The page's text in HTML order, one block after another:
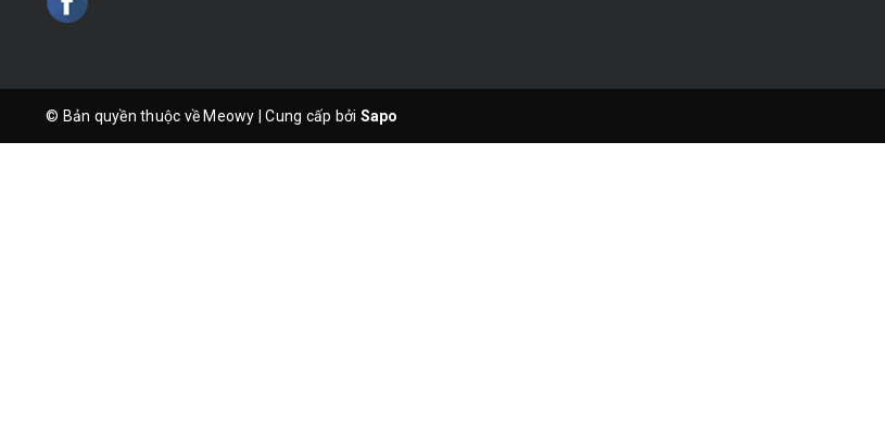
© Bản quyền thuộc về Meowy Cung cấp bởi Sapo